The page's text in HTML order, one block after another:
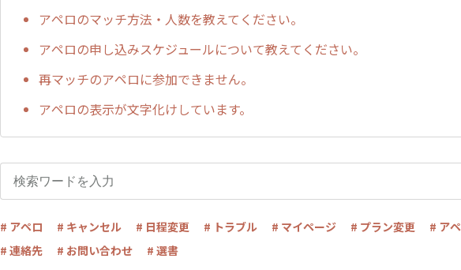
アペロのマッチ方法・人数を教えてください。
アペロの申し込みスケジュールについて教えてください。
再マッチのアペロに参加できません。
アペロの表示が文字化けしています。
# アペロ # キャンセル # 日程変更 # トラブル # マイページ # プラン変更
# ア
# 連絡先
# お問い合わせ # 選書